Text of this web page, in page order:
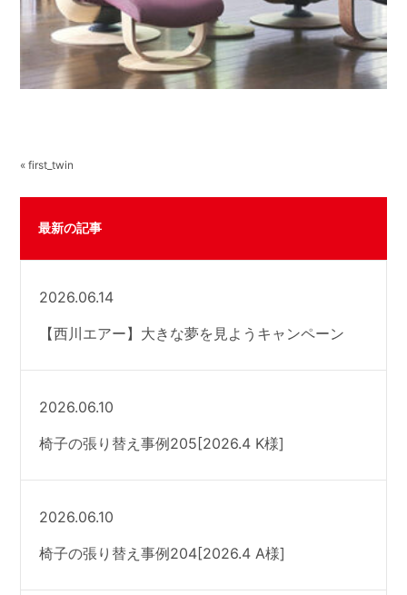
« first_twin
最新の記事
2026.06.14
【西川エアー】大きな夢を見ようキャンペーン
2026.06.10
椅子の張り替え事例205[2026.4 K様]
2026.06.10
椅子の張り替え事例204[2026.4 A様]